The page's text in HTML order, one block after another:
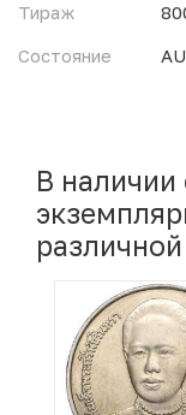
Тираж
Состояние
AU
В наличии